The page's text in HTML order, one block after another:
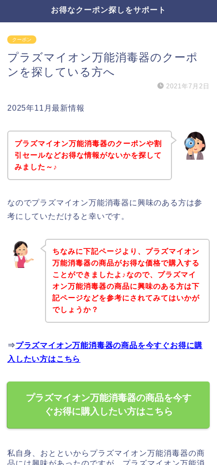
お得なクーポン探しをサポート
クーポン
プラズマイオン万能消毒器のクーポ
ンを探している方へ
2021年7月2日
2025年11月最新情報
プラズマイオン万能消毒器のクーポンや割
引セールなどお得な情報がないかを探して
みました～♪
なのでプラズマイオン万能消毒器に興味のある方は参
考にしていただけると幸いです。
ちなみに下記ページより、プラズマイオン
万能消毒器の商品がお得な価格で購入する
ことができましたよ♪なので、プラズマイ
オン万能消毒器の商品に興味のある方は下
記ページなどを参考にされてみてはいかが
でしょうか？
⇒プラズマイオン万能消毒器の商品を今すぐお得に購
入したい方はこちら
プラズマイオン万能消毒器の商品を今す
ぐお得に購入したい方はこちら
私自身、おとといからプラズマイオン万能消毒器の商